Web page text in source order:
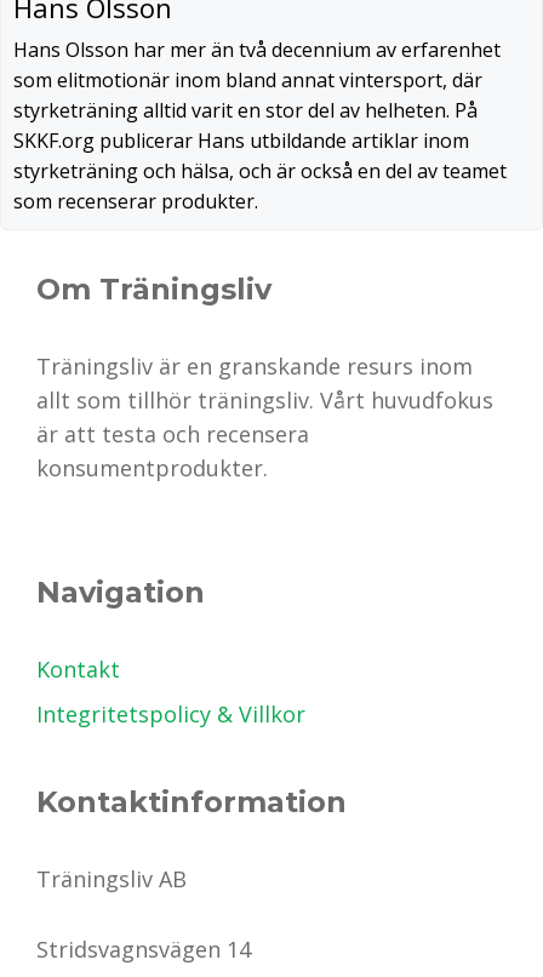
Hans Olsson har mer än två decennium av erfarenhet
som elitmotionär inom bland annat vintersport, där
styrketräning alltid varit en stor del av helheten. På
SKKF.org publicerar Hans utbildande artiklar inom
styrketräning och hälsa, och är också en del av teamet
som recenserar produkter.
Om Träningsliv
Träningsliv är en granskande resurs inom
allt som tillhör träningsliv. Vårt huvudfokus
är att testa och recensera
konsumentprodukter.
Navigation
Kontakt
Integritetspolicy & Villkor
Kontaktinformation
Träningsliv AB
Stridsvagnsvägen 14